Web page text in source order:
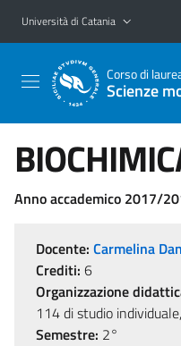
Vai al contenuto principale
Vai al menu di navigazione
Università di Catania
Corso di
Scienze
Anno accademico 2017/
Docente: Carmelina
Crediti: 6
Organizzazione
114 di studio
Semestre: 2°